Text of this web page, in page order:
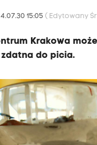
15:05( Edytowany
Krakowa
do picia.